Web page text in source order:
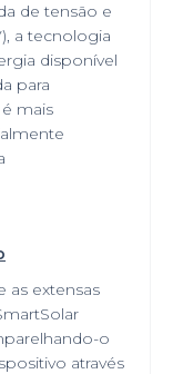
de tensão e
a tecnologia
disponível
para
mais
as extensas
o
através